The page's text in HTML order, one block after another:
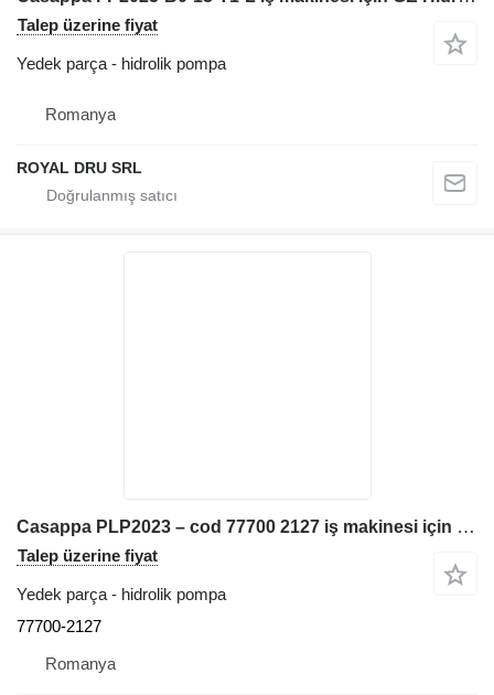
Talep üzerine fiyat
Yedek parça - hidrolik pompa
Romanya
ROYAL DRU SRL
Casappa PLP2023 – cod 77700 2127 iş makinesi için Hidrolik Pompa 77700-2127
Talep üzerine fiyat
Yedek parça - hidrolik pompa
77700-2127
Romanya